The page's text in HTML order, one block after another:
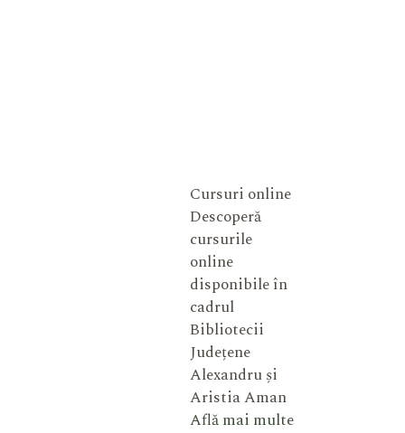
Cursuri online
Descoperă
cursurile
online
disponibile în
cadrul
Bibliotecii
Județene
Alexandru și
Aristia Aman
Află mai multe